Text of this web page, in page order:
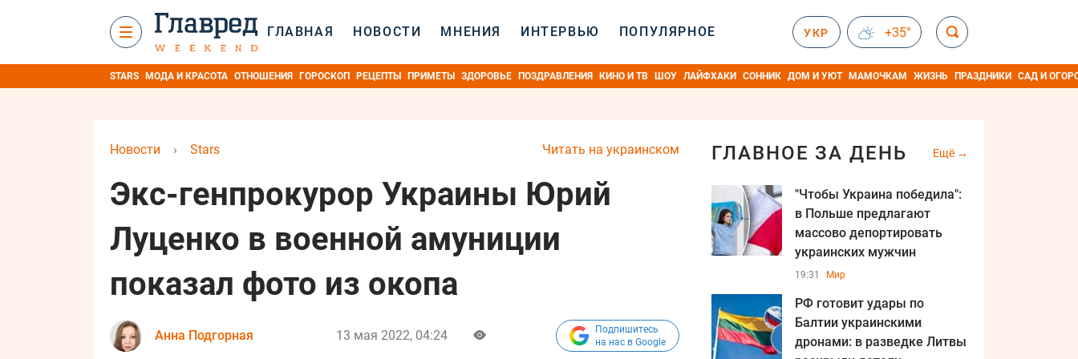
ГЛАВНАЯ НОВОСТИ МНЕНИЯ ИНТЕРВЬЮ ПОПУЛЯРНОЕ УКР +35°
STARS МОДА И КРАСОТА ОТНОШЕНИЯ ГОРОСКОП РЕЦЕПТЫ ПРИМЕТЫ ЗДОРОВЬЕ ПОЗДРАВЛЕНИЯ КИНО И ТВ ШОУ ЛАЙФХАКИ СОННИК ДОМ И УЮТ МАМОЧКАМ ЖИЗНЬ ПРАЗДНИКИ САД И
Читать на украинском
Новости › Stars
Экс-генпрокурор Украины Юрий
Луценко в военной амуниции
показал фото из окопа
Анна Подгорная 13 мая 2022, 04:24
Подпишитесь
на нас в Google
ГЛАВНОЕ ЗА ДЕНЬ Ещё
"Чтобы Украина победила":
в Польше предлагают
массово депортировать
украинских мужчин
19:31 Мир
РФ готовит удары по
Балтии украинскими
дронами: в разведке Литвы